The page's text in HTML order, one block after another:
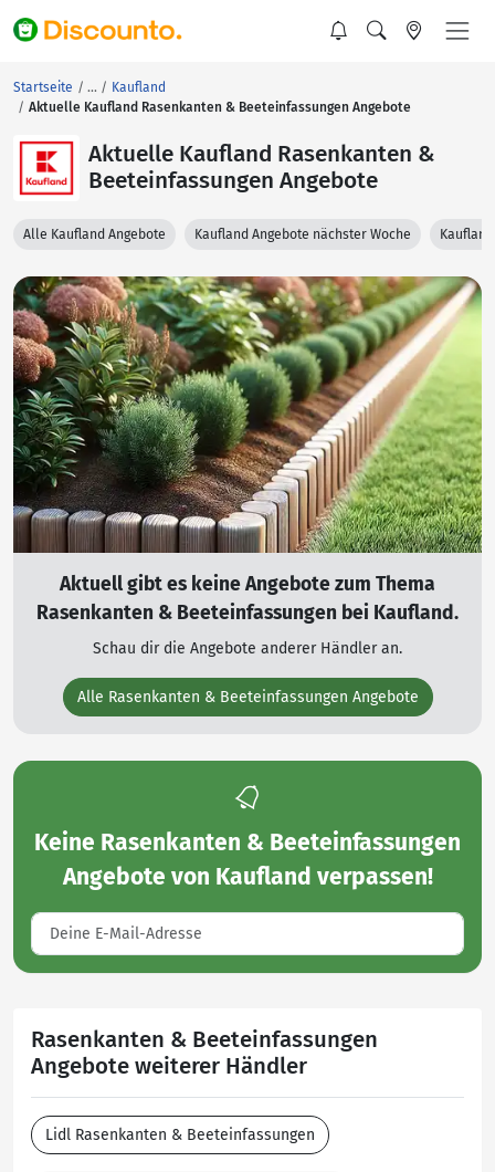
Startseite
Kaufland
Aktuelle Kaufland Rasenkanten & Beeteinfassungen Angebote
Aktuelle Kaufland Rasenkanten &
Beeteinfassungen Angebote
Alle Kaufland Angebote Kaufland Angebote nächster Woche
Aktuell gibt es keine Angebote zum Thema
Rasenkanten & Beeteinfassungen bei Kaufland.
Schau dir die Angebote anderer Händler an.
Alle Rasenkanten & Beeteinfassungen Angebote
Keine Rasenkanten & Beeteinfassungen
Angebote von Kaufland verpassen!
Rasenkanten & Beeteinfassungen
Angebote weiterer Händler
Lidl Rasenkanten & Beeteinfassungen